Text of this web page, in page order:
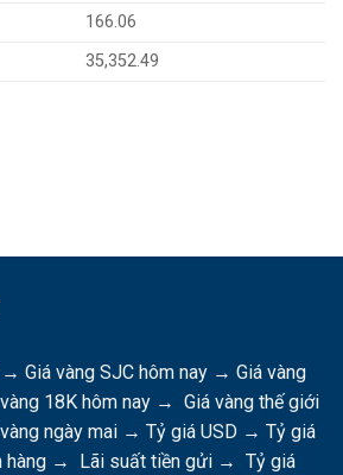
166.06
35,352.49
→ Giá vàng SJC hôm nay → Giá vàng
18K hôm nay → Giá vàng thế giới
ngày mai → Tỷ giá USD → Tỷ giá
hàng → Lãi suất tiền gửi → Tỷ giá